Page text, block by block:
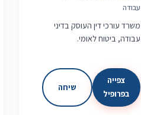
עבודה
משרד עורכי דין העוסק בדיני
עבודה, ביטוח לאומי.
צפייה
בפרופיל
שיחה